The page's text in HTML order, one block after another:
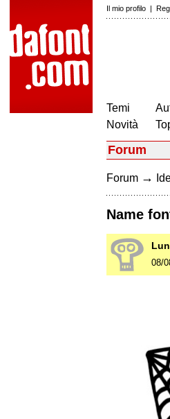
Il mio profilo |
Temi
Novità
Forum
Forum →
Name
08/